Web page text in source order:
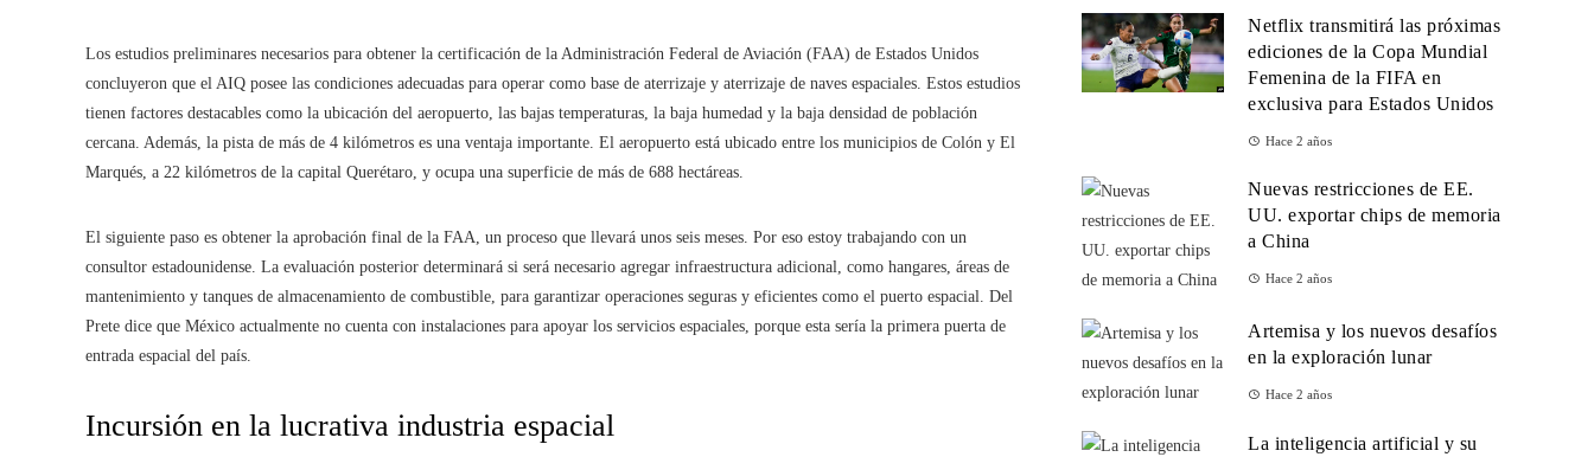
Los estudios preliminares necesarios para obtener la certificación de la Administración Federal de Aviación (FAA) de Estados Unidos
concluyeron que el AIQ posee las condiciones adecuadas para operar como base de aterrizaje y aterrizaje de naves espaciales. Estos estudios
tienen factores destacables como la ubicación del aeropuerto, las bajas temperaturas, la baja humedad y la baja densidad de población
cercana. Además, la pista de más de 4 kilómetros es una ventaja importante. El aeropuerto está ubicado entre los municipios de Colón y El
Marqués, a 22 kilómetros de la capital Querétaro, y ocupa una superficie de más de 688 hectáreas.
El siguiente paso es obtener la aprobación final de la FAA, un proceso que llevará unos seis meses. Por eso estoy trabajando con un
consultor estadounidense. La evaluación posterior determinará si será necesario agregar infraestructura adicional, como hangares, áreas de
mantenimiento y tanques de almacenamiento de combustible, para garantizar operaciones seguras y eficientes como el puerto espacial. Del
Prete dice que México actualmente no cuenta con instalaciones para apoyar los servicios espaciales, porque esta sería la primera puerta de
entrada espacial del país.
Incursión en la lucrativa industria espacial
Netflix transmitirá las próximas
ediciones de la Copa Mundial
Femenina de la FIFA en
exclusiva para Estados Unidos
Hace 2 años
Nuevas restricciones de EE.
UU. exportar chips de memoria
a China
Hace 2 años
Artemisa y los nuevos desafíos
en la exploración lunar
Hace 2 años
La inteligencia artificial y su